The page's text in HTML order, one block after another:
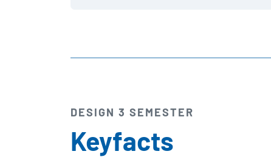
DESIGN 3 SEMESTER
Keyfacts